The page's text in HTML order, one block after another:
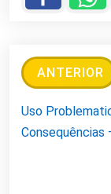
ANTERIOR
Uso
Consequências